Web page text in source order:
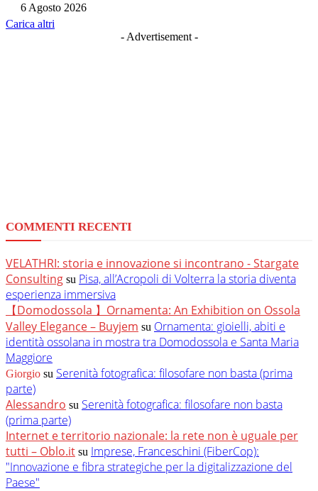
6 Agosto 2026
Carica altri
- Advertisement -
COMMENTI RECENTI
VELATHRI: storia e innovazione si incontrano - Stargate
Consulting su Pisa, all’Acropoli di Volterra la storia diventa
esperienza immersiva
【Domodossola 】Ornamenta: An Exhibition on Ossola
Valley Elegance – Buyjem su Ornamenta: gioielli, abiti e
identità ossolana in mostra tra Domodossola e Santa Maria
Maggiore
Giorgio su Serenità fotografica: filosofare non basta (prima
parte)
Alessandro su Serenità fotografica: filosofare non basta
(prima parte)
Internet e territorio nazionale: la rete non è uguale per
tutti – Oblo.it su Imprese, Franceschini (FiberCop):
"Innovazione e fibra strategiche per la digitalizzazione del
Paese"